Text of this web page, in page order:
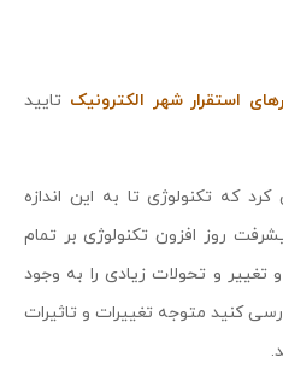
استقرار شهر الکترونیک تایید
که تکنولوژی تا به این اندازه
روز افزون تکنولوژی بر تمام
تغییر و تحولات زیادی را به وجود
کنید متوجه تغییرات و تاثیرات